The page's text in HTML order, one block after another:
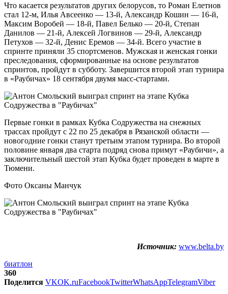
Что касается результатов других белорусов, то Роман Елетнов
стал 12-м, Илья Авсеенко — 13-й, Александр Кошин — 16-й,
Максим Воробей — 18-й, Павел Белько — 20-й, Степан
Данилов — 21-й, Алексей Логвинов — 29-й, Александр
Петухов — 32-й, Денис Еремов — 34-й. Всего участие в
спринте приняли 35 спортсменов. Мужская и женская гонки
преследования, сформированные на основе результатов
спринтов, пройдут в субботу. Завершится второй этап турнира
в «Раубичах» 18 сентября двумя масс-стартами.
Первые гонки в рамках Кубка Содружества на снежных
трассах пройдут с 22 по 25 декабря в Рязанской области —
новогодние гонки станут третьим этапом турнира. Во второй
половине января два старта подряд снова примут «Раубичи», а
заключительный шестой этап Кубка будет проведен в марте в
Тюмени.
Фото Оксаны Манчук
Источник: www.belta.by
биатлон
360
Поделится VKOK.ruFacebookTwitterWhatsAppTelegramViber